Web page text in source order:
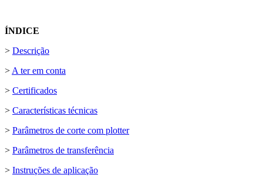
ÍNDICE
> Descrição
>A ter em conta
> Certificados
> Características técnicas
> Parâmetros de corte com plotter
> Parâmetros de transferência
> Instruções de aplicação